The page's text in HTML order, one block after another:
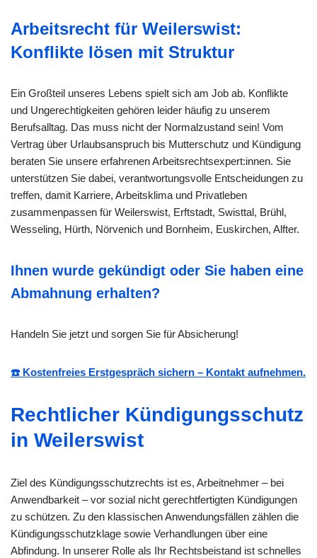
Arbeitsrecht für Weilerswist:
Konflikte lösen mit Struktur
Ein Großteil unseres Lebens spielt sich am Job ab. Konflikte
und Ungerechtigkeiten gehören leider häufig zu unserem
Berufsalltag. Das muss nicht der Normalzustand sein! Vom
Vertrag über Urlaubsanspruch bis Mutterschutz und Kündigung
beraten Sie unsere erfahrenen Arbeitsrechtsexpert:innen. Sie
unterstützen Sie dabei, verantwortungsvolle Entscheidungen zu
treffen, damit Karriere, Arbeitsklima und Privatleben
zusammenpassen für Weilerswist, Erftstadt, Swisttal, Brühl,
Wesseling, Hürth, Nörvenich und Bornheim, Euskirchen, Alfter.
Ihnen wurde gekündigt oder Sie haben eine
Abmahnung erhalten?
Handeln Sie jetzt und sorgen Sie für Absicherung!
☎️ Kostenfreies Erstgespräch sichern – Kontakt aufnehmen.
Rechtlicher Kündigungsschutz
in Weilerswist
Ziel des Kündigungsschutzrechts ist es, Arbeitnehmer – bei
Anwendbarkeit – vor sozial nicht gerechtfertigten Kündigungen
zu schützen. Zu den klassischen Anwendungsfällen zählen die
Kündigungsschutzklage sowie Verhandlungen über eine
Abfindung. In unserer Rolle als Ihr Rechtsbeistand ist schnelles